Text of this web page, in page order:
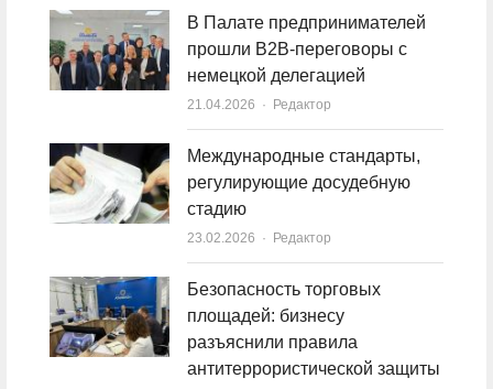
В Палате предпринимателей
прошли B2B-переговоры с
немецкой делегацией
21.04.2026 Author
Редактор
Международные стандарты,
регулирующие досудебную
стадию
23.02.2026 Author
Редактор
Безопасность торговых
площадей: бизнесу
разъяснили правила
антитеррористической защиты